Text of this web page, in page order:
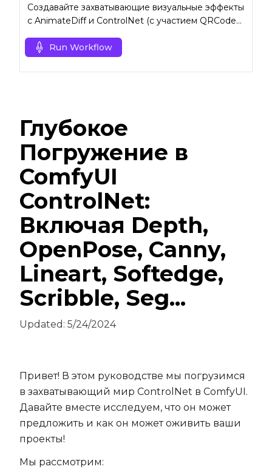
Создавайте захватывающие визуальные эффекты
с AnimateDiff и ControlNet (с участием QRCode
Run Workflow
Глубокое
Погружение в
ComfyUI
ControlNet:
Включая Depth,
OpenPose, Canny,
Lineart, Softedge,
Scribble, Seg...
Updated: 5/24/2024
Привет! В этом руководстве мы погрузимся
в захватывающий мир ControlNet в ComfyUI.
Давайте вместе исследуем, что он может
предложить и как он может оживить ваши
проекты!
Мы рассмотрим: